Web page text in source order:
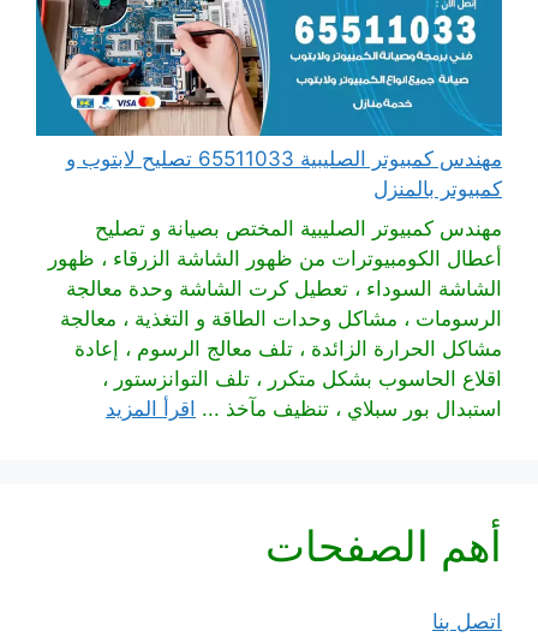
مهندس كمبيوتر الصليبية 65511033 تصليح لابتوب و
كمبيوتر بالمنزل
مهندس كمبيوتر الصليبية المختص بصيانة و تصليح
أعطال الكومبيوترات من ظهور الشاشة الزرقاء ، ظهور
الشاشة السوداء ، تعطيل كرت الشاشة وحدة معالجة
الرسومات ، مشاكل وحدات الطاقة و التغذية ، معالجة
مشاكل الحرارة الزائدة ، تلف معالج الرسوم ، إعادة
اقلاع الحاسوب بشكل متكرر ، تلف التوانزستور ،
استبدال بور سبلاي ، تنظيف مآخذ ... اقرأ المزيد
أهم الصفحات
اتصل بنا